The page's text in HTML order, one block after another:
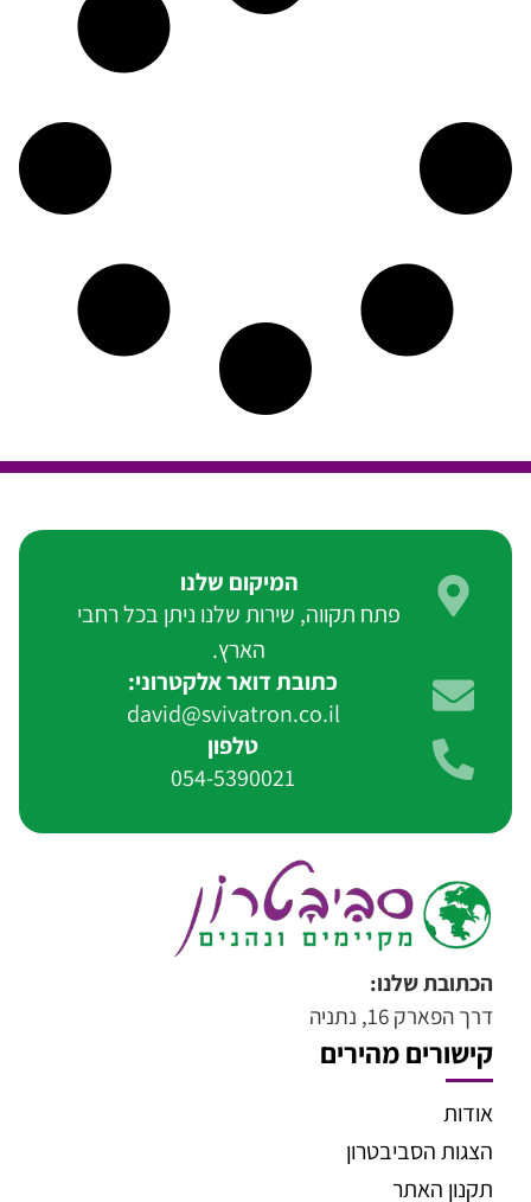
המיקום שלנו
פתח תקווה, שירות שלנו ניתן בכל רחבי
הארץ.
כתובת דואר אלקטרוני:
david@svivatron.co.il
טלפון
054-5390021
הכתובת שלנו:
דרך הפארק 16, נתניה
קישורים מהירים
אודות
הצגות הסביבטרון
תקנון האתר